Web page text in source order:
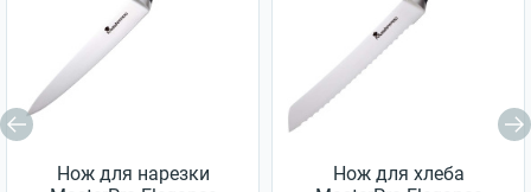
Нож для нарезки
Нож для хлеба